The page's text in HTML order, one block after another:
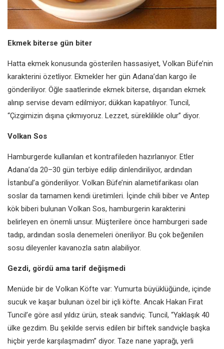
Ekmek biterse gün biter
Hatta ekmek konusunda gösterilen hassasiyet, Volkan Büfe’nin
karakterini özetliyor. Ekmekler her gün Adana’dan kargo ile
gönderiliyor. Öğle saatlerinde ekmek biterse, dışarıdan ekmek
alınıp servise devam edilmiyor; dükkan kapatılıyor. Tuncil,
“Çizgimizin dışına çıkmıyoruz. Lezzet, süreklilikle olur” diyor.
Volkan Sos
Hamburgerde kullanılan et kontrafileden hazırlanıyor. Etler
Adana’da 20–30 gün terbiye edilip dinlendiriliyor, ardından
İstanbul’a gönderiliyor. Volkan Büfe’nin alametifarikası olan
soslar da tamamen kendi üretimleri. İçinde chili biber ve Antep
kök biberi bulunan Volkan Sos, hamburgerin karakterini
belirleyen en önemli unsur. Müşterilere önce hamburgeri sade
tadıp, ardından sosla denemeleri öneriliyor. Bu çok beğenilen
sosu dileyenler kavanozla satın alabiliyor.
Gezdi, gördü ama tarif değişmedi
Menüde bir de Volkan Köfte var: Yumurta büyüklüğünde, içinde
sucuk ve kaşar bulunan özel bir içli köfte. Ancak Hakan Fırat
Tuncil’e göre asıl yıldız ürün, steak sandviç. Tuncil, “Yaklaşık 40
ülke gezdim. Bu şekilde servis edilen bir biftek sandviçle başka
hiçbir yerde karşılaşmadım” diyor. Taze nane yaprağı, yerli